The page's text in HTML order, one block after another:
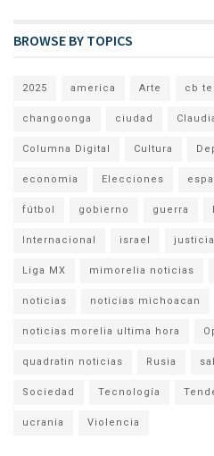
BROWSE BY TOPICS
2025 america Arte cb
changoonga ciudad
Columna Digital Cultura
economia Elecciones
fútbol gobierno guerra
Internacional israel justicia
Liga MX mimorelia noticias
noticias noticias michoacan
noticias morelia ultima hora
quadratin noticias Rusia
Sociedad Tecnología
ucrania Violencia